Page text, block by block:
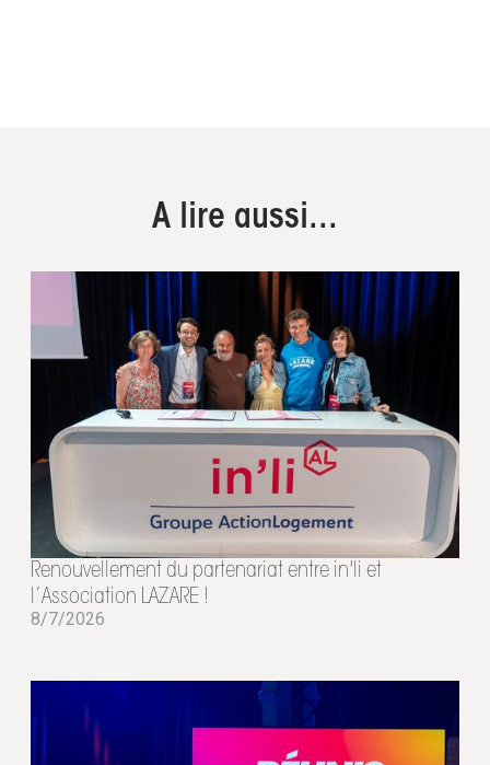
A lire aussi...
Renouvellement du partenariat entre in'li et
l’Association LAZARE !
8/7/2026